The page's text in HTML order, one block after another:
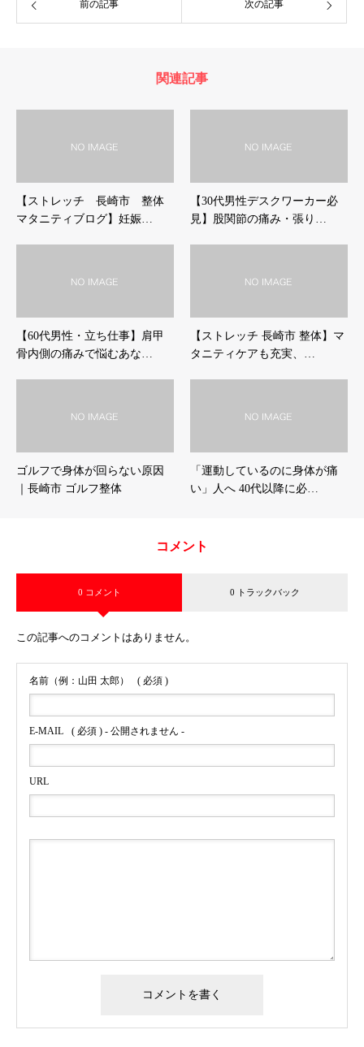
前の記事 次の記事
関連記事
【ストレッチ 長崎市 整体
マタニティブログ】妊娠…
【30代男性デスクワーカー必
見】股関節の痛み・張り…
【60代男性・立ち仕事】肩甲
骨内側の痛みで悩むあな…
【ストレッチ 長崎市 整体】マ
タニティケアも充実、…
ゴルフで身体が回らない原因
｜長崎市 ゴルフ整体
「運動しているのに身体が痛
い」人へ 40代以降に必…
コメント
0 コメント 0 トラックバック
この記事へのコメントはありません。
名前（例：山田 太郎） ( 必須 )
E-MAIL ( 必須 ) - 公開されません -
URL